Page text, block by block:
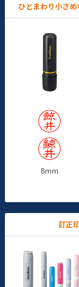
ひとまわり小さ
8mm
訂正